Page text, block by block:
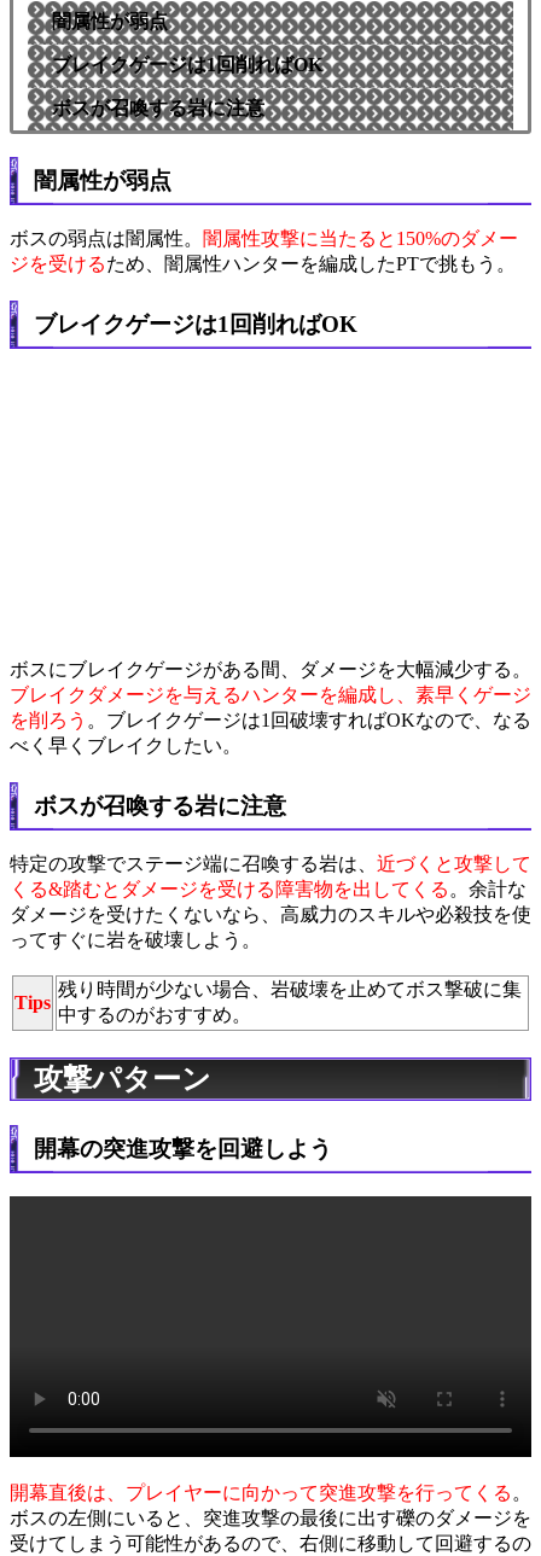
闇属性が弱点
ブレイクゲージは1回削ればOK
ボスが召喚する岩に注意
闇属性が弱点
ボスの弱点は闇属性。 闇属性攻撃に当たると150%のダメー
ジを受けるため、闇属性ハンターを編成したPTで挑もう。
ブレイクゲージは1回削ればOK
ボスにブレイクゲージがある間、ダメージを大幅減少する。
ブレイクダメージを与えるハンターを編成し、素早くゲージ
を削ろう 。ブレイクゲージは1回破壊すればOKなので、なる
べく早くブレイクしたい。
ボスが召喚する岩に注意
特定の攻撃でステージ端に召喚する岩は、 近づくと攻撃して
くる&踏むとダメージを受ける障害物を出してくる 。余計な
ダメージを受けたくないなら、高威力のスキルや必殺技を使
ってすぐに岩を破壊しよう。
Tips
残り時間が少ない場合、岩破壊を止めてボス撃破に集
中するのがおすすめ。
攻撃パターン
開幕の突進攻撃を回避しよう
開幕直後は、プレイヤーに向かって突進攻撃を行ってくる 。
ボスの左側にいると、突進攻撃の最後に出す礫のダメージを
受けてしまう可能性があるので、右側に移動して回避するの